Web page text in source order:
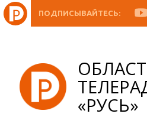
ПОДПИСЫВАЙТЕСЬ:
«РУСЬ»